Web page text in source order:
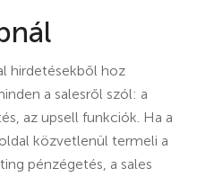
hirdetésekből hoz
a salesről szól: a
az upsell funkciók. Ha a
közvetlenül termeli a
pénzégetés, a sales